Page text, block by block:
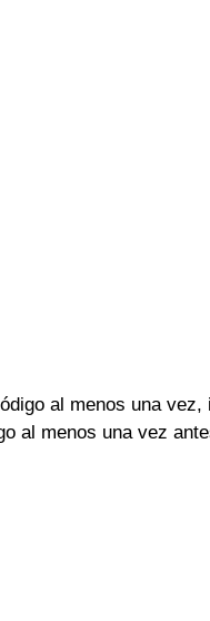
al menos una
al menos una vez